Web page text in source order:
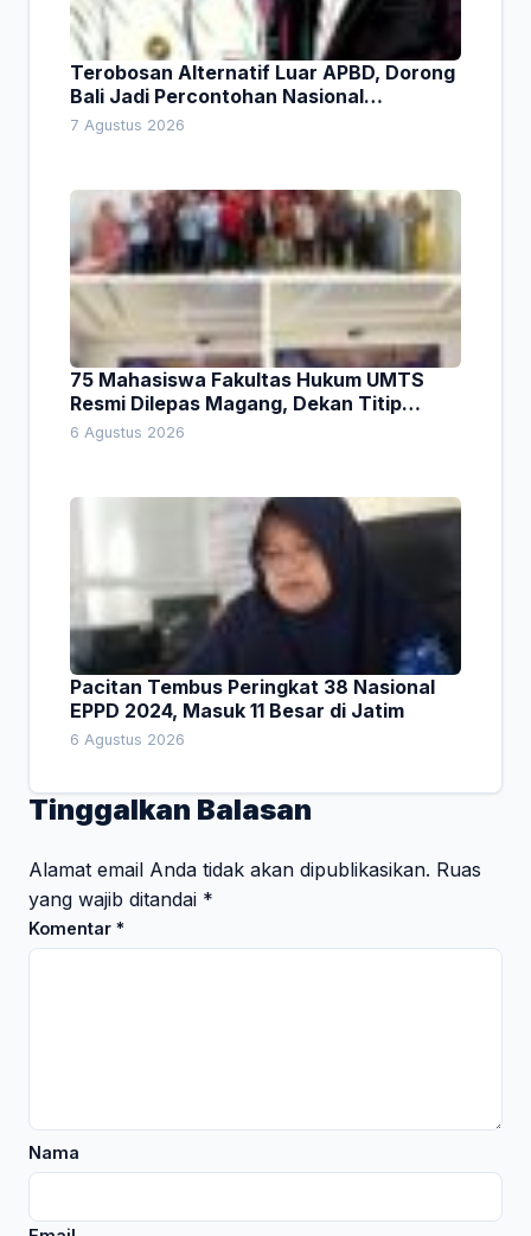
Terobosan Alternatif Luar APBD, Dorong
Bali Jadi Percontohan Nasional
Pembiayaan Daerah
7 Agustus 2026
75 Mahasiswa Fakultas Hukum UMTS
Resmi Dilepas Magang, Dekan Titip
Empat Pesan Penting
6 Agustus 2026
Pacitan Tembus Peringkat 38 Nasional
EPPD 2024, Masuk 11 Besar di Jatim
6 Agustus 2026
Tinggalkan Balasan
Alamat email Anda tidak akan dipublikasikan. Ruas
yang wajib ditandai *
Komentar *
Nama